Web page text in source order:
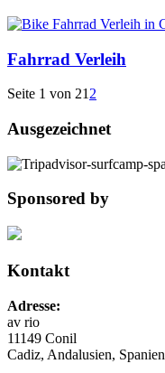
Fahrrad Verleih
Seite 1 von 21 2
Ausgezeichnet
Sponsored by
Kontakt
Adresse:
av rio
11149 Conil
Cadiz, Andalusien, Spanien